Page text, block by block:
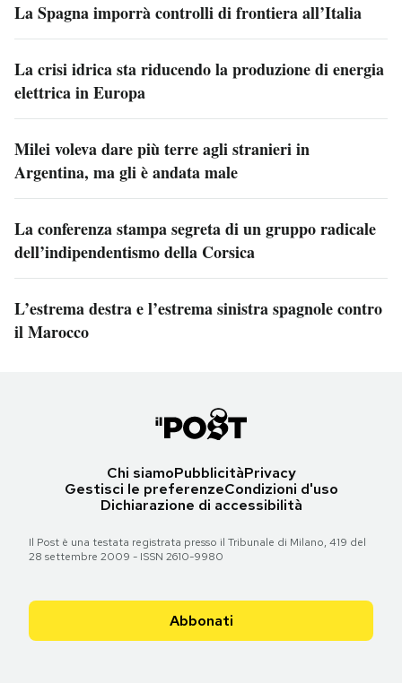
La Spagna imporrà controlli di frontiera all’Italia
La crisi idrica sta riducendo la produzione di energia
elettrica in Europa
Milei voleva dare più terre agli stranieri in
Argentina, ma gli è andata male
La conferenza stampa segreta di un gruppo radicale
dell’indipendentismo della Corsica
L’estrema destra e l’estrema sinistra spagnole contro
il Marocco
Chi siamoPubblicitàPrivacy
Gestisci le preferenzeCondizioni d'uso
Dichiarazione di accessibilità
Il Post è una testata registrata presso il Tribunale di Milano, 419 del
28 settembre 2009 - ISSN 2610-9980
Abbonati